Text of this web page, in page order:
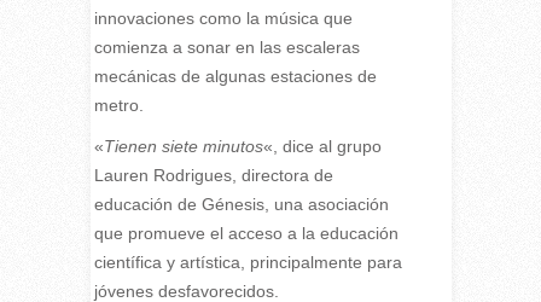
innovaciones como la música que
comienza a sonar en las escaleras
mecánicas de algunas estaciones de
metro.
«Tienen siete minutos«, dice al grupo
Lauren Rodrigues, directora de
educación de Génesis, una asociación
que promueve el acceso a la educación
científica y artística, principalmente para
jóvenes desfavorecidos.